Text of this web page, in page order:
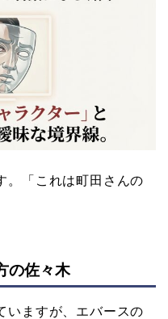
。「これは町田さんの
の佐々木
いますが、エバースの